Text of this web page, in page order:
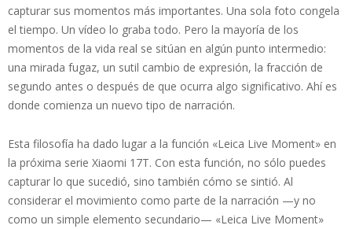
capturar sus momentos más importantes. Una sola foto congela
el tiempo. Un vídeo lo graba todo. Pero la mayoría de los
momentos de la vida real se sitúan en algún punto intermedio:
una mirada fugaz, un sutil cambio de expresión, la fracción de
segundo antes o después de que ocurra algo significativo. Ahí es
donde comienza un nuevo tipo de narración.
Esta filosofía ha dado lugar a la función «Leica Live Moment» en
la próxima serie Xiaomi 17T. Con esta función, no sólo puedes
capturar lo que sucedió, sino también cómo se sintió. Al
considerar el movimiento como parte de la narración —y no
como un simple elemento secundario— «Leica Live Moment»